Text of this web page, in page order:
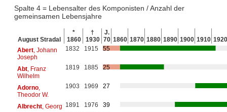
Spalte 4 = Lebensalter des Komponisten / Anzahl der
gemeinsamen Lebensjahre
August Stradal
*
1860
†
1930
J.
70 1860 1870 1880 1890 1900 1910 1920
Abert, Johann
Joseph
1832 1915 55
Abt, Franz
Wilhelm
1819 1885 25
Adorno,
Theodor W.
1903 1969 27
Albrecht, Georg 1891 1976
39